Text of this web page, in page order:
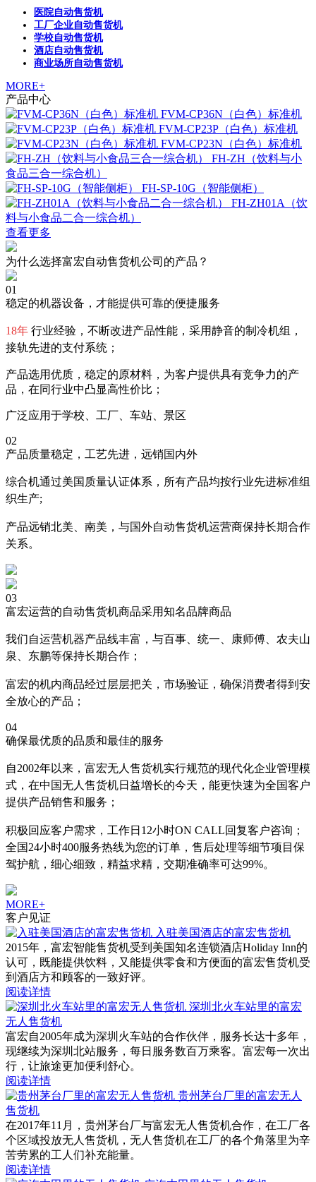
医院自动售货机
工厂企业自动售货机
学校自动售货机
酒店自动售货机
商业场所自动售货机
MORE+
产品中心
FVM-CP36N（白色）标准机
FVM-CP23P（白色）标准机
FVM-CP23N（白色）标准机
FH-ZH（饮料与小
食品三合一综合机）
FH-SP-10G（智能侧柜）
FH-ZH01A（饮
料与小食品二合一综合机）
查看更多
为什么选择富宏自动售货机公司的产品？
01
稳定的机器设备，才能提供可靠的便捷服务
18年 行业经验，不断改进产品性能，采用静音的制冷机组，
接轨先进的支付系统；
产品选用优质，稳定的原材料，为客户提供具有竞争力的产
品，在同行业中凸显高性价比；
广泛应用于学校、工厂、车站、景区
02
产品质量稳定，工艺先进，远销国内外
综合机通过美国质量认证体系，所有产品均按行业先进标准组
织生产;
产品远销北美、南美，与国外自动售货机运营商保持长期合作
关系。
03
富宏运营的自动售货机商品采用知名品牌商品
我们自运营机器产品线丰富，与百事、统一、康师傅、农夫山
泉、东鹏等保持长期合作；
富宏的机内商品经过层层把关，市场验证，确保消费者得到安
全放心的产品；
04
确保最优质的品质和最佳的服务
自2002年以来，富宏无人售货机实行规范的现代化企业管理模
式，在中国无人售货机日益增长的今天，能更快速为全国客户
提供产品销售和服务；
积极回应客户需求，工作日12小时ON CALL回复客户咨询；
全国24小时400服务热线为您的订单，售后处理等细节项目保
驾护航，细心细致，精益求精，交期准确率可达99%。
MORE+
客户见证
入驻美国酒店的富宏售货机
2015年，富宏智能售货机受到美国知名连锁酒店Holiday Inn的
认可，既能提供饮料，又能提供零食和方便面的富宏售货机受
到酒店方和顾客的一致好评。
阅读详情
深圳北火车站里的富宏
无人售货机
富宏自2005年成为深圳火车站的合作伙伴，服务长达十多年，
现继续为深圳北站服务，每日服务数百万乘客。富宏每一次出
行，让旅途更加便利舒心。
阅读详情
贵州茅台厂里的富宏无人
售货机
在2017年11月，贵州茅台厂与富宏无人售货机合作，在工厂各
个区域投放无人售货机，无人售货机在工厂的各个角落里为辛
苦劳累的工人们补充能量。
阅读详情